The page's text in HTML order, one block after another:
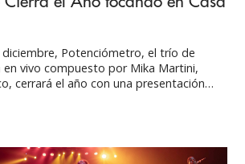
diciembre, Potenciómetro, el trío de
en vivo compuesto por Mika Martini,
cerrará el año con una presentación
las 23:30 horas. Potenciómetro,